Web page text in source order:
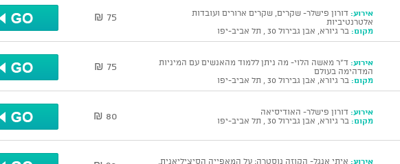
אירוע: דורון פישלר- שקרים, שקרים ארורים ועובדות
אלטרנטיביות
מקום: בר גיורא, אבן גבירול 30 , תל אביב-יפו
75 ₪
אירוע: ד"ר מאשה הלוי- מה ניתן ללמוד מהאנשים עם המיניות
המדהימה בעולם
מקום: בר גיורא, אבן גבירול 30 , תל אביב-יפו
75 ₪
אירוע: דורון פישלר- האודיסיאה
מקום: בר גיורא, אבן גבירול 30 , תל אביב-יפו 80 ₪
אירוע: איתי אנגל- הקוזה נוסטרה: על המאפייה הסיציליאנית.